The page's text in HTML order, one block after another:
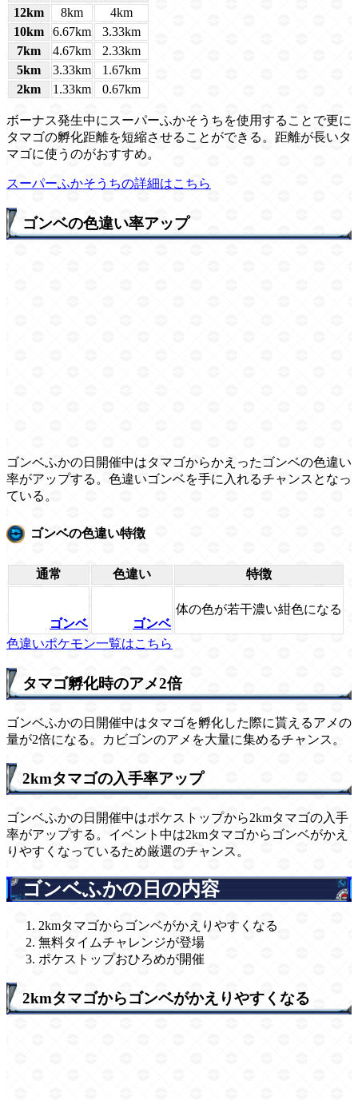
12km
8km
4km
10km
6.67km
3.33km
7km
4.67km
2.33km
5km
3.33km
1.67km
2km
1.33km 0.67km
ボーナス発生中にスーパーふかそうちを使用することで更に
タマゴの孵化距離を短縮させることができる。距離が長いタ
マゴに使うのがおすすめ。
スーパーふかそうちの詳細はこちら
ゴンベの色違い率アップ
ゴンベふかの日開催中はタマゴからかえったゴンベの色違い
率がアップする。色違いゴンベを手に入れるチャンスとなっ
ている。
ゴンベの色違い特徴
通常 色違い 特徴
ゴンベ ゴンベ
体の色が若干濃い紺色になる
色違いポケモン一覧はこちら
タマゴ孵化時のアメ2倍
ゴンベふかの日開催中はタマゴを孵化した際に貰えるアメの
量が2倍になる。カビゴンのアメを大量に集めるチャンス。
2kmタマゴの入手率アップ
ゴンベふかの日開催中はポケストップから2kmタマゴの入手
率がアップする。イベント中は2kmタマゴからゴンベがかえ
りやすくなっているため厳選のチャンス。
ゴンベふかの日の内容
2kmタマゴからゴンベがかえりやすくなる
無料タイムチャレンジが登場
ポケストップおひろめが開催
2kmタマゴからゴンベがかえりやすくなる